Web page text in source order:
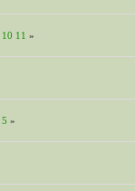
10 11 »
5 »